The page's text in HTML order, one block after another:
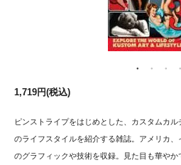
1,719円(税込)
ピンストライプをはじめとした、カスタムカ
のライフスタイルを紹介する雑誌。アメリカ
のグラフィックや技術を収録。見た目も華やか